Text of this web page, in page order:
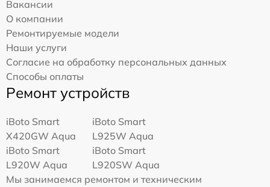
Вакансии
О компании
Ремонтируемые модели
Наши услуги
Согласие на обработку персональных данных
Способы оплаты
Ремонт устройств
iBoto Smart
Х420GW Aqua
iBoto Smart
L925W Aqua
iBoto Smart
L920W Aqua
iBoto Smart
L920SW Aqua
Мы занимаемся ремонтом и техническим